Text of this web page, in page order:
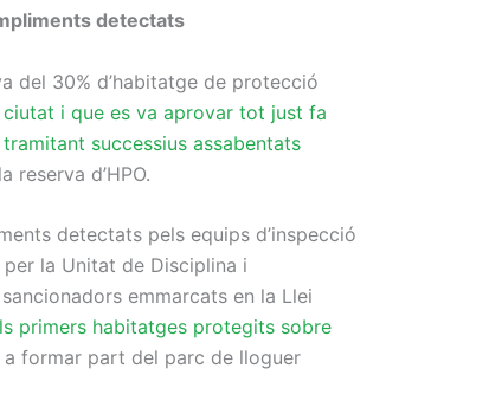
detectats
del 30% d’habitatge de protecció
ciutat i que es va aprovar tot just fa
successius assabentats
reserva d’HPO.
detectats pels equips d’inspecció
la Unitat de Disciplina i
emmarcats en la Llei
primers habitatges protegits sobre
a formar part del parc de lloguer